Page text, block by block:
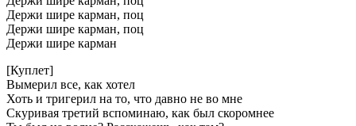
Держи шире карман, поц
Держи шире карман, поц
Держи шире карман
[Куплет]
Вымерил все, как хотел
Хоть и тригерил на то, что давно не во мне
Скуривая третий вспоминаю, как был скоромнее